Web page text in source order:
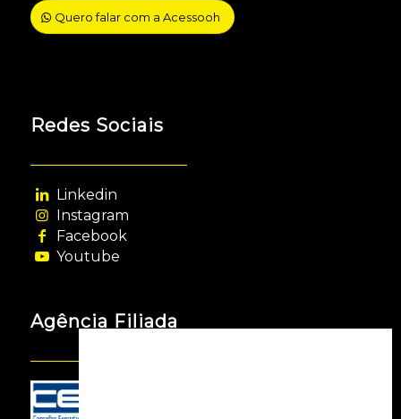
Quero falar com a Acessooh
Redes Sociais
Linkedin
Instagram
Facebook
Youtube
Agência Filiada